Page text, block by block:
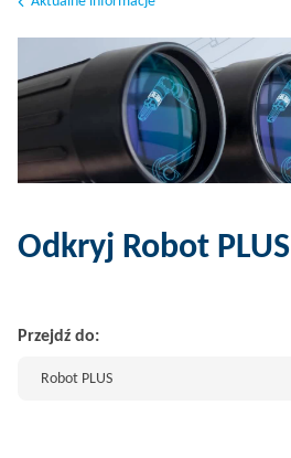
Odkryj Robot PLUS
Przejdź do:
Robot PLUS